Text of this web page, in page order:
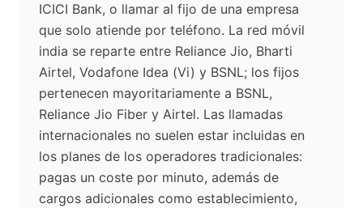
ICICI Bank, o llamar al fijo de una empresa
que solo atiende por teléfono. La red móvil
india se reparte entre Reliance Jio, Bharti
Airtel, Vodafone Idea (Vi) y BSNL; los fijos
pertenecen mayoritariamente a BSNL,
Reliance Jio Fiber y Airtel. Las llamadas
internacionales no suelen estar incluidas en
los planes de los operadores tradicionales:
pagas un coste por minuto, además de
cargos adicionales como establecimiento,